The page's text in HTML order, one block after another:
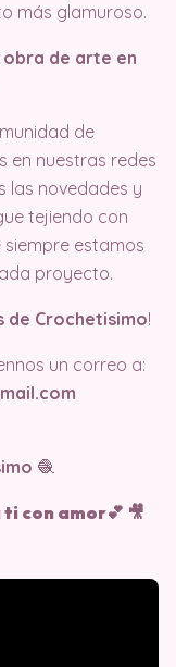
más glamuroso.
obra de arte en
de
en nuestras redes
las novedades y
tejiendo con
estamos
proyecto.
de Crochetisimo!
un correo a:
🧶
con amor💕 🎥